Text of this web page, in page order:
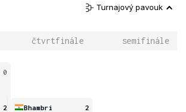
Turnajový pavouk
čtvrtfinále semifinále
0
2
Bhambri
2